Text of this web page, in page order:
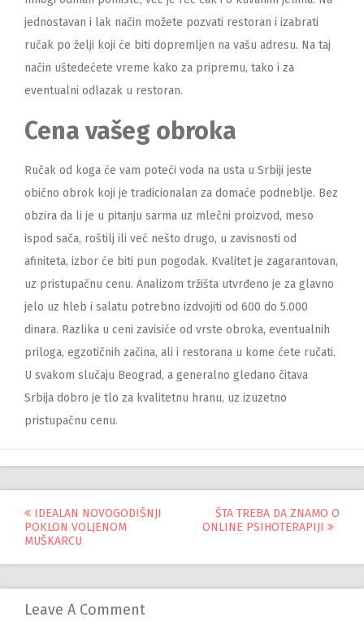
jednostavan i lak način možete pozvati restoran i izabrati
ručak po želji koji će biti dopremljen na vašu adresu. Na taj
način uštedećete vreme kako za pripremu, tako i za
eventualni odlazak u restoran.
Cena vašeg obroka
Ručak od koga će vam poteći voda na usta u Srbiji jeste
obično obrok koji je tradicionalan za domaće podneblje. Bez
obzira da li je u pitanju sarma uz mlečni proizvod, meso
ispod sača, roštilj ili već nešto drugo, u zavisnosti od
afiniteta, izbor će biti pun pogodak. Kvalitet je zagarantovan,
uz pristupačnu cenu. Analizom tržišta utvrđeno je za glavno
jelo uz hleb i salatu potrebno izdvojiti od 600 do 5.000
dinara. Razlika u ceni zavisiće od vrste obroka, eventualnih
priloga, egzotičnih začina, ali i restorana u kome ćete ručati.
U svakom slučaju Beograd, a generalno gledano čitava
Srbija dobro je tlo za kvalitetnu hranu, uz izuzetno
pristupačnu cenu.
Управљање
објавама
IDEALAN NOVOGODIŠNJI
POKLON VOLJENOM
MUŠKARCU
ŠTA TREBA DA ZNAMO O
ONLINE PSIHOTERAPIJI
Leave A Comment